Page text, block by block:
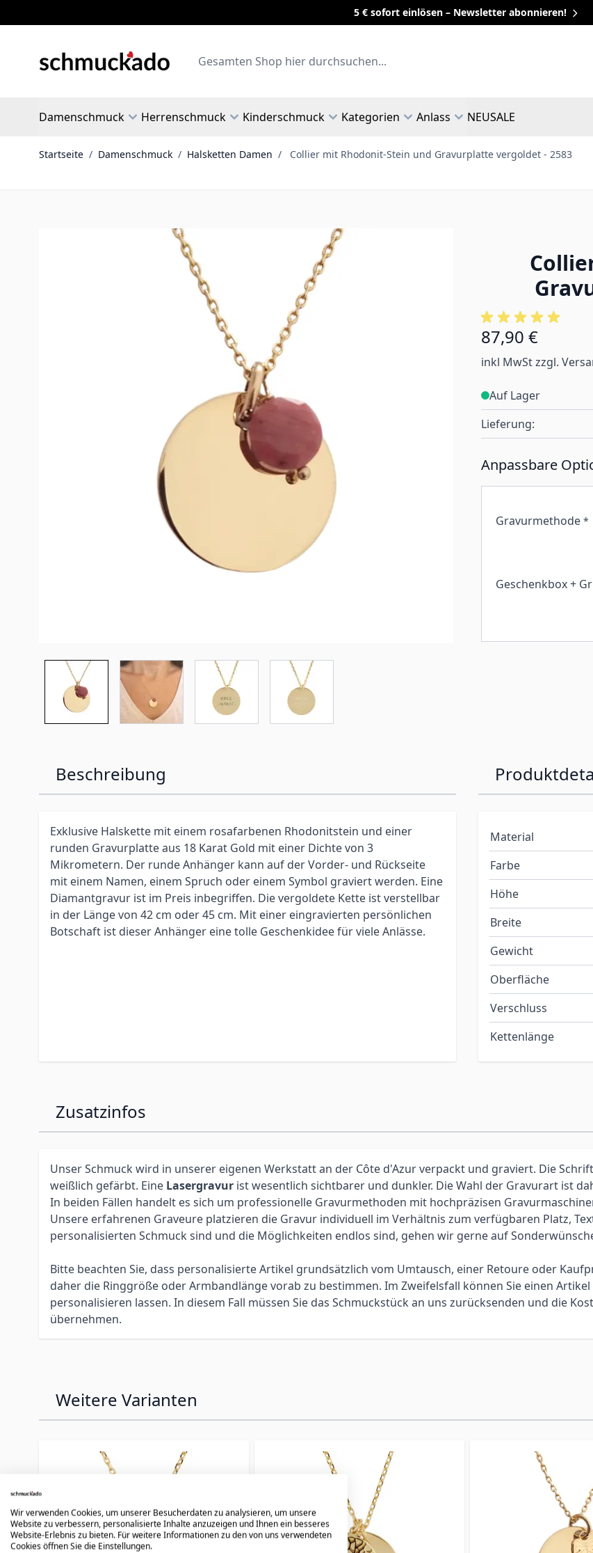
5 € sofort einlösen – Newsletter abonnieren!
Search
Damenschmuck Herrenschmuck Kinderschmuck Kategorien Anlass NEUSALE
Startseite / Damenschmuck / Halsketten Damen / Collier mit Rhodonit-Stein und Gravurplatte vergoldet - 2583
87,90 €
inkl MwSt zzgl.
Auf Lager
Lieferung:
Anpassbare
Gravurmethode *
Geschenkbox +
Beschreibung
Exklusive Halskette mit einem rosafarbenen Rhodonitstein und einer
runden Gravurplatte aus 18 Karat Gold mit einer Dichte von 3
Mikrometern. Der runde Anhänger kann auf der Vorder- und Rückseite
mit einem Namen, einem Spruch oder einem Symbol graviert werden. Eine
Diamantgravur ist im Preis inbegriffen. Die vergoldete Kette ist verstellbar
in der Länge von 42 cm oder 45 cm. Mit einer eingravierten persönlichen
Botschaft ist dieser Anhänger eine tolle Geschenkidee für viele Anlässe.
Material
Farbe
Höhe
Breite
Gewicht
Oberfläche
Verschluss
Kettenlänge
Zusatzinfos
Unser Schmuck wird in unserer eigenen Werkstatt an der Côte d'Azur verpackt und graviert. Die
weißlich gefärbt. Eine Lasergravur ist wesentlich sichtbarer und dunkler. Die Wahl der Gravurart ist
In beiden Fällen handelt es sich um professionelle Gravurmethoden mit hochpräzisen
Unsere erfahrenen Graveure platzieren die Gravur individuell im Verhältnis zum verfügbaren Platz,
personalisierten Schmuck sind und die Möglichkeiten endlos sind, gehen wir gerne auf
Bitte beachten Sie, dass personalisierte Artikel grundsätzlich vom Umtausch, einer Retoure oder
daher die Ringgröße oder Armbandlänge vorab zu bestimmen. Im Zweifelsfall können Sie einen
personalisieren lassen. In diesem Fall müssen Sie das Schmuckstück an uns zurücksenden und die
übernehmen.
Weitere Varianten
Wir verwenden Cookies, um unserer Besucherdaten zu analysieren, um unsere
Website zu verbessern, personalisierte Inhalte anzuzeigen und Ihnen ein besseres
Website-Erlebnis zu bieten. Für weitere Informationen zu den von uns verwendeten
Cookies öffnen Sie die Einstellungen.